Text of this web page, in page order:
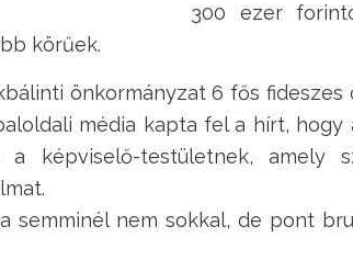
300 ezer
körűek.
önkormányzat 6 fős
média kapta fel a hírt,
képviselő-testületnek, amely
semminél nem sokkal, de pont